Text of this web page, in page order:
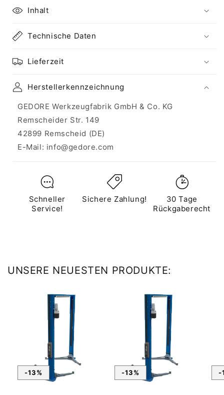
Inhalt
Technische Daten
Lieferzeit
Herstellerkennzeichnung
GEDORE Werkzeugfabrik GmbH & Co. KG
Remscheider Str. 149
42899 Remscheid (DE)
E-Mail: info@gedore.com
Schneller
Service!
Sichere Zahlung!
30 Tage
Rückgaberecht
UNSERE NEUESTEN PRODUKTE:
-13% -13% -